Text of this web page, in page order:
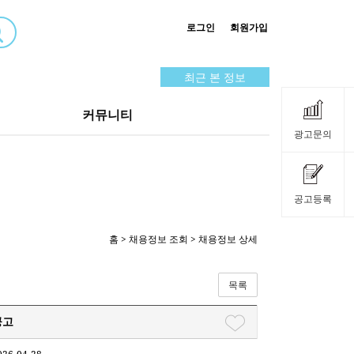
광고문의
공고등록
로그인 회원가입
최근 본 정보
커뮤니티
홈 > 채용정보 조회 > 채용정보 상세
목록